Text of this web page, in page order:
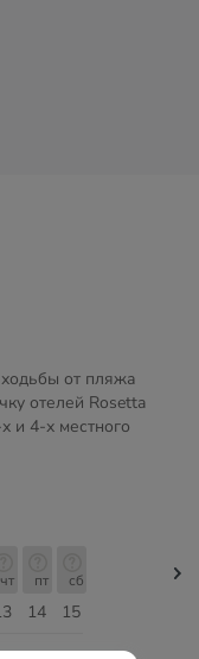
от пляжа
отелей Rosetta
и 4-х местного
чт
14
пт
15
сб